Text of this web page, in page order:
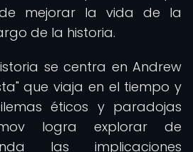
mejorar la vida de la
de la historia.
se centra en Andrew
que viaja en el tiempo y
éticos y paradojas
logra explorar de
las implicaciones